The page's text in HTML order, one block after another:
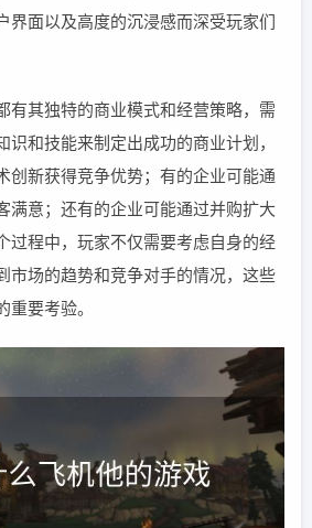
界面以及高度的沉浸感而深受玩家们
有其独特的商业模式和经营策略，需
识和技能来制定出成功的商业计划，
创新获得竞争优势；有的企业可能通
满意；还有的企业可能通过并购扩大
过程中，玩家不仅需要考虑自身的经
市场的趋势和竞争对手的情况，这些
要考验。